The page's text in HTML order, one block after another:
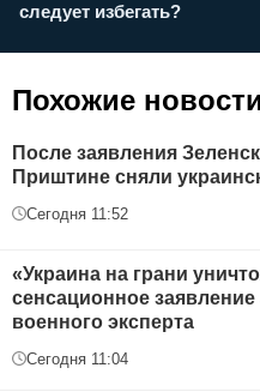
следует избегать?
Похожие
После заявления
Приштине сняли
Сегодня 11:52
«Украина на грани
сенсационное
военного эксперта
Сегодня 11:04